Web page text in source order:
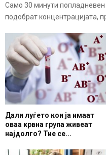
Само 30 минути попладневен
подобрат концентрацијата,
Дали луѓето кои ја имаат
оваа крвна група живеат
најдолго? Тие се...